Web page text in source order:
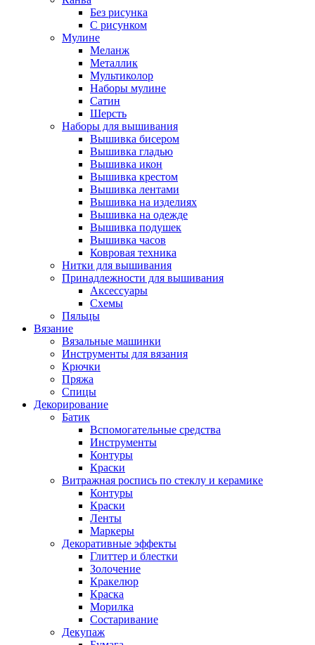
Без рисунка
С рисунком
Мулине
Меланж
Металлик
Мультиколор
Наборы мулине
Сатин
Шерсть
Наборы для вышивания
Вышивка бисером
Вышивка гладью
Вышивка икон
Вышивка крестом
Вышивка лентами
Вышивка на изделиях
Вышивка на одежде
Вышивка подушек
Вышивка часов
Ковровая техника
Нитки для вышивания
Принадлежности для вышивания
Аксессуары
Схемы
Пяльцы
Вязание
Вязальные машинки
Инструменты для вязания
Крючки
Пряжа
Спицы
Декорирование
Батик
Вспомогательные средства
Инструменты
Контуры
Краски
Витражная роспись по стеклу и керамике
Контуры
Краски
Ленты
Маркеры
Декоративные эффекты
Глиттер и блестки
Золочение
Кракелюр
Краска
Морилка
Состаривание
Декупаж